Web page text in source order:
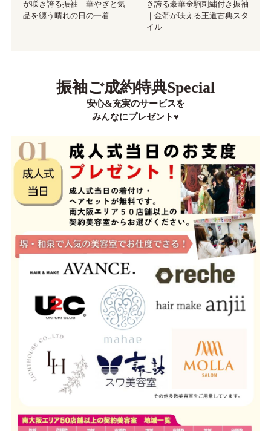
が咲き誇る振袖｜華やぎと気
品を纏う晴れの日の一着
き誇る豪華金駒刺繍付き振袖
｜金帯が映える王道古典スタ
イル
振袖ご成約特典Special
安心&充実のサービスを
みんなにプレゼント♥